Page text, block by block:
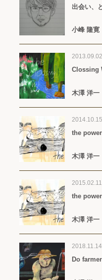
出会い、
小峰 隆寛
2013.09.02
Clossing
木澤 洋一
2014.10.15
the
木澤 洋一
2015.02.11
the
木澤 洋一
2018.11.14
Do